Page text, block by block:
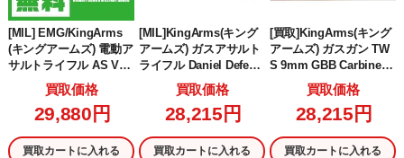
[MIL] EMG/KingArms
(キングアームズ) 電動ア
サルトライフル AS VAL
(KA-AG-167) (18歳以上
買取価格
29,880円
買取カートに入れる
[MIL]KingArms(キング
アームズ) ガスアサルト
ライフル Daniel Defens
e M4A1 FSP GBB【JA
SG認定】 BK(ブラック/
黒)/DE(ダークアース)(E
以上専用)
買取価格
28,215円
買取カートに入れる
[買取]KingArms(キング
アームズ) ガスガン TW
S 9mm GBB Carbine B
K(KA-GBB-24-BK) (18歳
以上専用)
買取価格
28,215円
買取カートに入れる